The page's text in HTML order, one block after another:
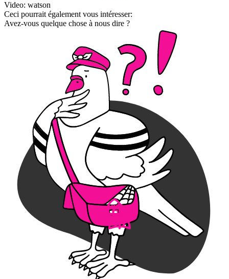
Video: watson
Ceci pourrait également vous intéresser:
Avez-vous quelque chose à nous dire ?